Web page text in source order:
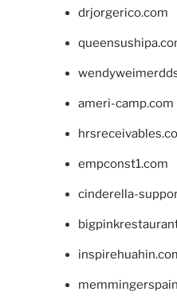
drjorgerico.com
ameri-camp.com
empconst1.com
cinderella-